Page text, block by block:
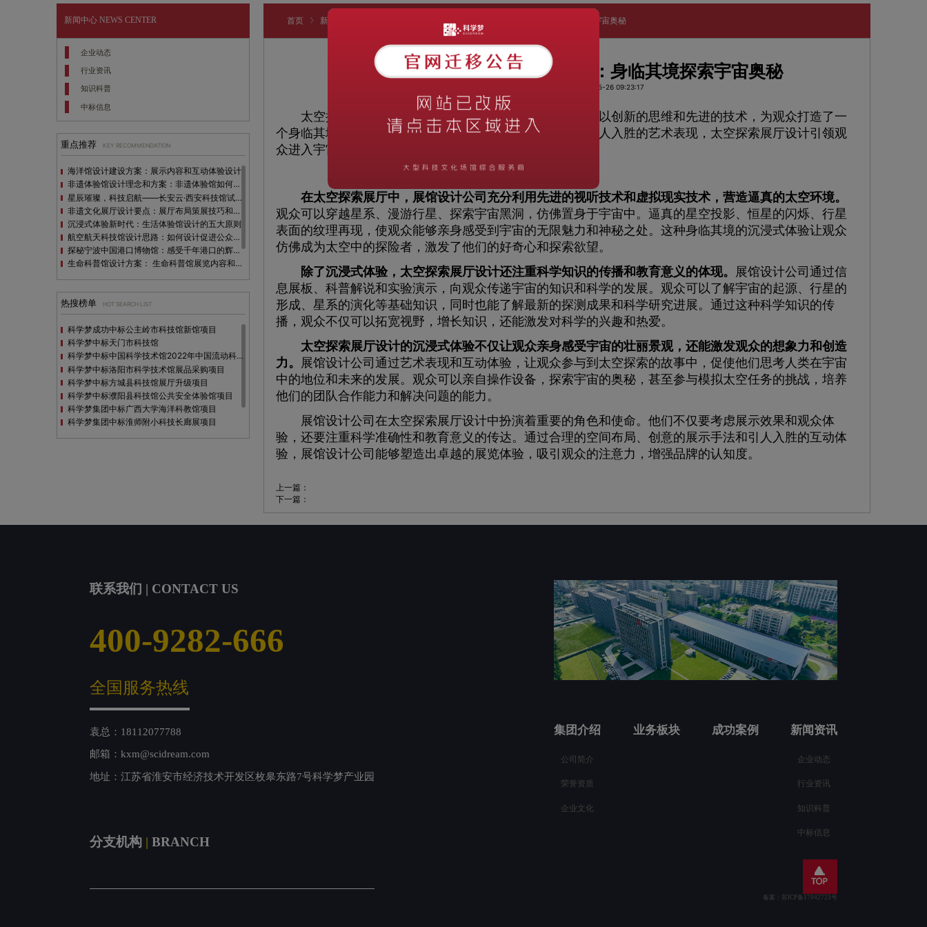
新闻中心NEWS CENTER
企业动态
行业资讯
知识科普
中标信息
重点推荐 KEY RECOMMENDATION
海洋馆设计建设方案：展示内容和互动体验设计
非遗体验馆设计理念和方案：非遗体验馆如何本土化设计？
星辰璀璨，科技启航——长安云·西安科技馆试营业，邀您共赴未来之旅！
非遗文化展厅设计要点：展厅布局策展技巧和创新元素
沉浸式体验新时代：生活体验馆设计的五大原则
航空航天科技馆设计思路：如何设计促进公众的兴趣
探秘宁波中国港口博物馆：感受千年港口的辉煌与变迁
生命科普馆设计方案： ​生命科普馆展览内容和互动方式
全息体验馆设计：打造身临其境的奇妙世界
热搜榜单 HOT SEARCH LIST
科学梦成功中标公主岭市科技馆新馆项目
科学梦中标天门市科技馆
科学梦中标中国科学技术馆2022年中国流动科技馆展览采购
科学梦中标洛阳市科学技术馆展品采购项目
科学梦中标方城县科技馆展厅升级项目
科学梦中标濮阳县科技馆公共安全体验馆项目
科学梦集团中标广西大学海洋科教馆项目
科学梦集团中标淮师附小科技长廊展项目
首页 新闻资讯 太空探索展厅设计的沉浸式体验：身临其境探索宇宙奥秘
太空探索展厅设计的沉浸式体验：身临其境探索宇宙奥秘
时间：2023-05-26 09:23:17
太空探索展厅设计是展馆设计公司的重要领域之一，它以创新的思维和先进的技术，为观众打造了一
个身临其境的太空探索体验。通过展示最新的科学发现和引人入胜的艺术表现，太空探索展厅设计引领观
众进入宇宙奥秘的神奇世界。
在太空探索展厅中，展馆设计公司充分利用先进的视听技术和虚拟现实技术，营造逼真的太空环境。
观众可以穿越星系、漫游行星、探索宇宙黑洞，仿佛置身于宇宙中。逼真的星空投影、恒星的闪烁、行星
表面的纹理再现，使观众能够亲身感受到宇宙的无限魅力和神秘之处。这种身临其境的沉浸式体验让观众
仿佛成为太空中的探险者，激发了他们的好奇心和探索欲望。
除了沉浸式体验，太空探索展厅设计还注重科学知识的传播和教育意义的体现。
展馆设计公司通过信
息展板、科普解说和实验演示，向观众传递宇宙的知识和科学的发展。观众可以了解宇宙的起源、行星的
形成、星系的演化等基础知识，同时也能了解最新的探测成果和科学研究进展。通过这种科学知识的传
播，观众不仅可以拓宽视野，增长知识，还能激发对科学的兴趣和热爱。
太空探索展厅设计的沉浸式体验不仅让观众亲身感受宇宙的壮丽景观，还能激发观众的想象力和创造
力。
展馆设计公司通过艺术表现和互动体验，让观众参与到太空探索的故事中，促使他们思考人类在宇宙
中的地位和未来的发展。观众可以亲自操作设备，探索宇宙的奥秘，甚至参与模拟太空任务的挑战，培养
他们的团队合作能力和解决问题的能力。
展馆设计公司在太空探索展厅设计中扮演着重要的角色和使命。他们不仅要考虑展示效果和观众体
验，还要注重科学准确性和教育意义的传达。通过合理的空间布局、创意的展示手法和引人入胜的互动体
验，展馆设计公司能够塑造出卓越的展览体验，吸引观众的注意力，增强品牌的认知度。
上一篇：
下一篇：
联系我们 | CONTACT US
400-9282-666
全国服务热线
袁总：18112077788
邮箱：kxm@scidream.com
地址：江苏省淮安市经济技术开发区枚皋东路7号科学梦产业园
分支机构 | BRANCH
集团介绍
公司简介
荣誉资质
企业文化
业务板块 成功案例 新闻资讯
企业动态
行业资讯
知识科普
中标信息
备案：苏ICP备17042723号